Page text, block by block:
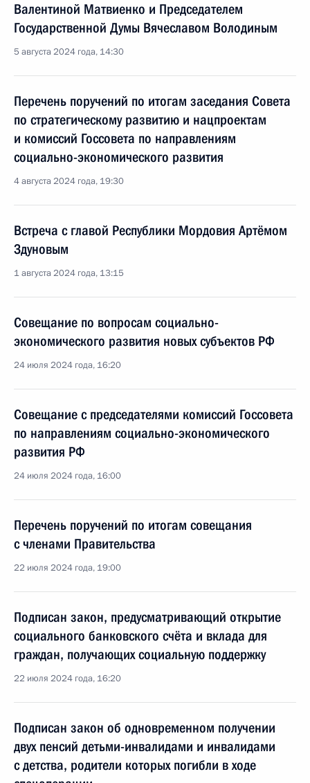
Валентиной Матвиенко и Председателем
Государственной Думы Вячеславом Володиным
5 августа 2024 года, 14:30
Перечень поручений по итогам заседания Совета
по стратегическому развитию и нацпроектам
и комиссий Госсовета по направлениям
социально-экономического развития
4 августа 2024 года, 19:30
Встреча с главой Республики Мордовия Артёмом
Здуновым
1 августа 2024 года, 13:15
Совещание по вопросам социально-
экономического развития новых субъектов РФ
24 июля 2024 года, 16:20
Совещание с председателями комиссий Госсовета
по направлениям социально-экономического
развития РФ
24 июля 2024 года, 16:00
Перечень поручений по итогам совещания
с членами Правительства
22 июля 2024 года, 19:00
Подписан закон, предусматривающий открытие
социального банковского счёта и вклада для
граждан, получающих социальную поддержку
22 июля 2024 года, 16:20
Подписан закон об одновременном получении
двух пенсий детьми-инвалидами и инвалидами
с детства, родители которых погибли в ходе